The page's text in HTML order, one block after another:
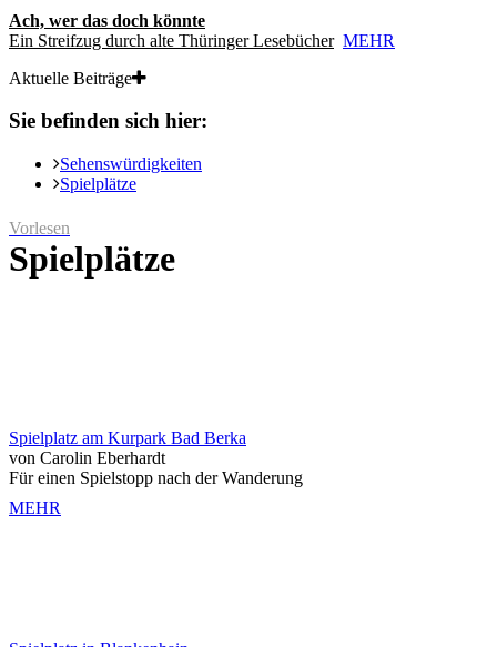
Ach, wer das doch könnte
Ein Streifzug durch alte Thüringer Lesebücher MEHR
Aktuelle Beiträge
Sie befinden sich hier:
Sehenswürdigkeiten
Spielplätze
Vorlesen
Spielplätze
Spielplatz am Kurpark Bad Berka
von Carolin Eberhardt
Für einen Spielstopp nach der Wanderung
MEHR